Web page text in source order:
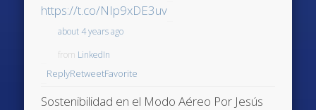
https://t.co/NIp9xDE3uv
about 4 years ago
from LinkedIn
ReplyRetweetFavorite
Sostenibilidad en el Modo Aéreo Por Jesús